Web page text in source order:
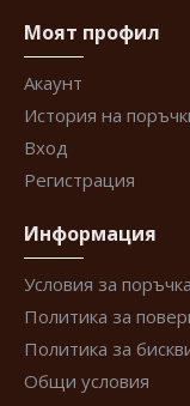
Моят профил
Акаунт
История на
Вход
Регистрация
Информация
Условия за поръчка
Политика за
Политика за
Общи условия